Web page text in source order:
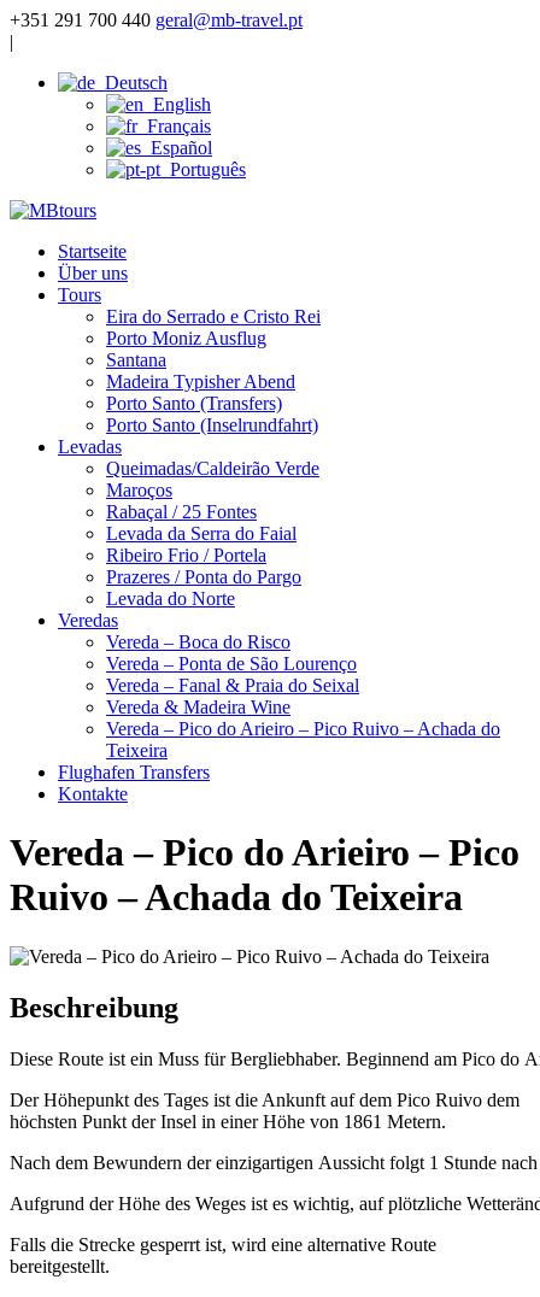
+351 291 700 440 geral@mb-travel.pt
|
Deutsch
English
Français
Español
Português
Startseite
Über uns
Tours
Eira do Serrado e Cristo Rei
Porto Moniz Ausflug
Santana
Madeira Typisher Abend
Porto Santo (Transfers)
Porto Santo (Inselrundfahrt)
Levadas
Queimadas/Caldeirão Verde
Maroços
Rabaçal / 25 Fontes
Levada da Serra do Faial
Ribeiro Frio / Portela
Prazeres / Ponta do Pargo
Levada do Norte
Veredas
Vereda – Boca do Risco
Vereda – Ponta de São Lourenço
Vereda – Fanal & Praia do Seixal
Vereda & Madeira Wine
Vereda – Pico do Arieiro – Pico Ruivo – Achada do
Teixeira
Flughafen Transfers
Kontakte
Vereda – Pico do Arieiro – Pico
Ruivo – Achada do Teixeira
Beschreibung
Diese Route ist ein Muss für Bergliebhaber. Beginnend am Pico do
Der Höhepunkt des Tages ist die Ankunft auf dem Pico Ruivo dem
höchsten Punkt der Insel in einer Höhe von 1861 Metern.
Nach dem Bewundern der einzigartigen Aussicht folgt 1 Stunde nach
Aufgrund der Höhe des Weges ist es wichtig, auf plötzliche
Falls die Strecke gesperrt ist, wird eine alternative Route
bereitgestellt.